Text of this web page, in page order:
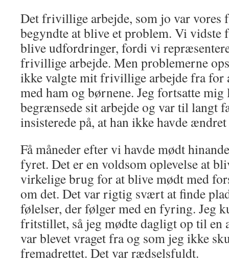
Det frivillige arbejde, som jo var vores
begyndte at blive et problem. Vi vidste
blive udfordringer, fordi vi
frivillige arbejde. Men problemerne
ikke valgte mit frivillige arbejde fra for
med ham og børnene. Jeg fortsatte
begrænsede sit arbejde og var til langt
insisterede på, at han ikke havde
Få måneder efter vi havde mødt
fyret. Det er en voldsom oplevelse at
virkelige brug for at blive mødt med
om det. Det var rigtig svært at finde
følelser, der følger med en fyring. Jeg
fritstillet, så jeg mødte dagligt op til en
var blevet vraget fra og som jeg ikke
fremadrettet. Det var rædselsfuldt.